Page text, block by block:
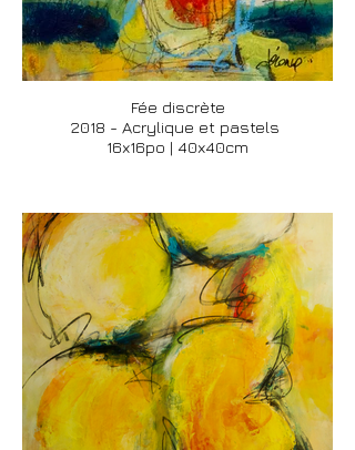
Fée discrète
2018 - Acrylique et pastels
16x16po | 40x40cm